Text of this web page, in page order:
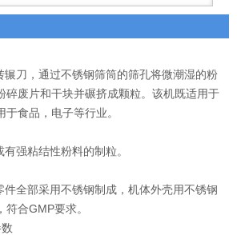
刀，通过不锈钢筛筒的筛孔将微潮湿的粉
碎废片和干块并碾挤成颗粒。该机既适用于
食品，电子等行业。
强粘结性粉料的制粒。
全部采用不锈钢制成，机体外壳用不锈钢
合GMP要求。